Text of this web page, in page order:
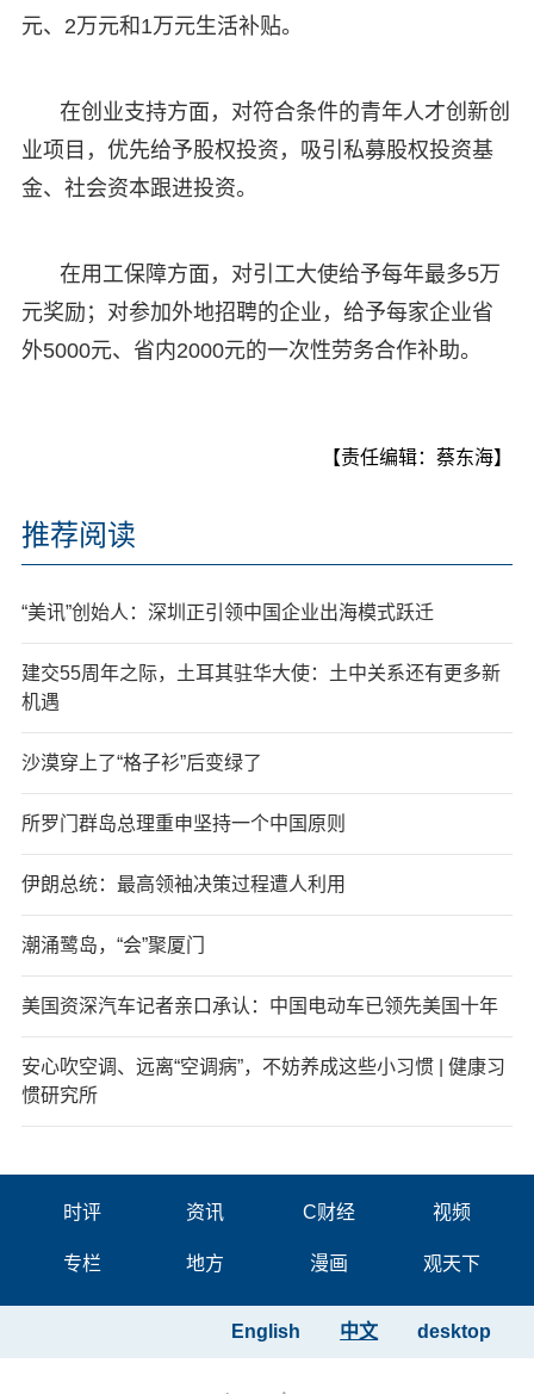
元、2万元和1万元生活补贴。
在创业支持方面，对符合条件的青年人才创新创
业项目，优先给予股权投资，吸引私募股权投资基
金、社会资本跟进投资。
在用工保障方面，对引工大使给予每年最多5万
元奖励；对参加外地招聘的企业，给予每家企业省
外5000元、省内2000元的一次性劳务合作补助。
【责任编辑：蔡东海】
推荐阅读
“美讯”创始人：深圳正引领中国企业出海模式跃迁
建交55周年之际，土耳其驻华大使：土中关系还有更多新
机遇
沙漠穿上了“格子衫”后变绿了
所罗门群岛总理重申坚持一个中国原则
伊朗总统：最高领袖决策过程遭人利用
潮涌鹭岛，“会”聚厦门
美国资深汽车记者亲口承认：中国电动车已领先美国十年
安心吹空调、远离“空调病”，不妨养成这些小习惯 | 健康习
惯研究所
时评 资讯 C财经 视频
专栏 地方 漫画 观天下
desktop
中文
English